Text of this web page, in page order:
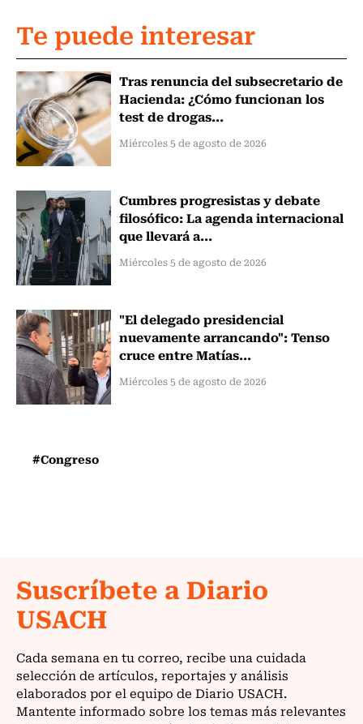
Te puede interesar
Tras renuncia del subsecretario de
Hacienda: ¿Cómo funcionan los
test de drogas...
Miércoles 5 de agosto de 2026
Cumbres progresistas y debate
filosófico: La agenda internacional
que llevará a...
Miércoles 5 de agosto de 2026
"El delegado presidencial
nuevamente arrancando": Tenso
cruce entre Matías...
Miércoles 5 de agosto de 2026
#Congreso